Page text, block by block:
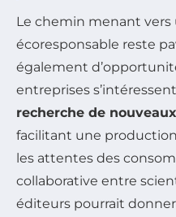
Le chemin menant
écoresponsable reste
également
entreprises
recherche de
facilitant une
les attentes des
collaborative entre
éditeurs pourrait